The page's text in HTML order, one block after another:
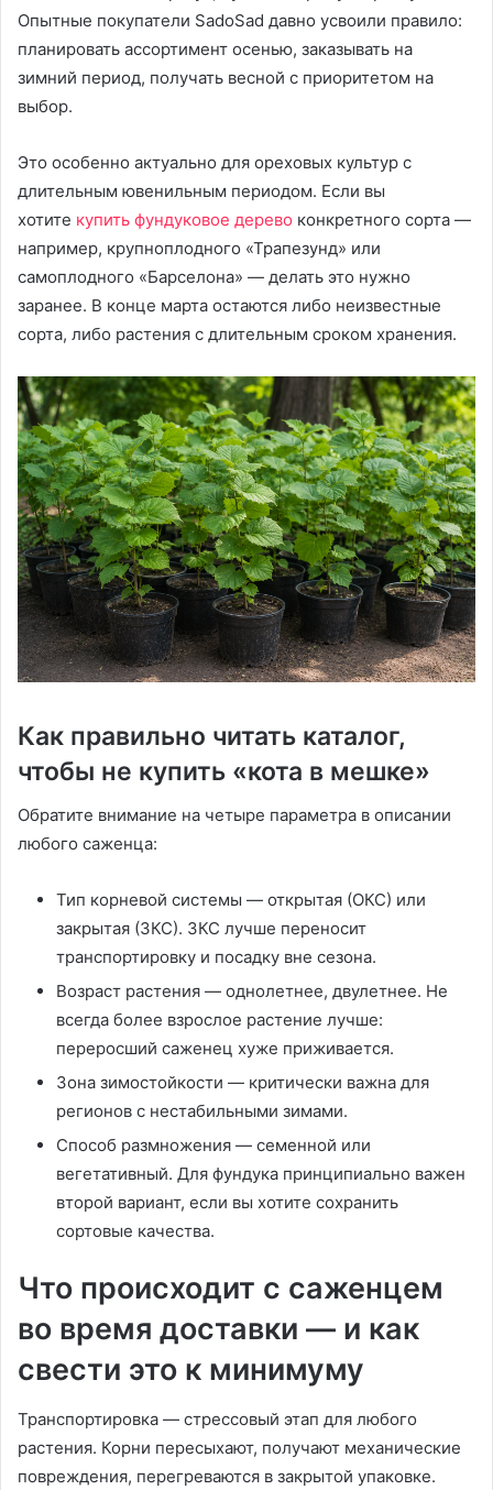
Опытные покупатели SadoSad давно усвоили правило:
планировать ассортимент осенью, заказывать на
зимний период, получать весной с приоритетом на
выбор.
Это особенно актуально для ореховых культур с
длительным ювенильным периодом. Если вы
хотите купить фундуковое дерево конкретного сорта —
например, крупноплодного «Трапезунд» или
самоплодного «Барселона» — делать это нужно
заранее. В конце марта остаются либо неизвестные
сорта, либо растения с длительным сроком хранения.
Как правильно читать каталог,
чтобы не купить «кота в мешке»
Обратите внимание на четыре параметра в описании
любого саженца:
Тип корневой системы — открытая (ОКС) или
закрытая (ЗКС). ЗКС лучше переносит
транспортировку и посадку вне сезона.
Возраст растения — однолетнее, двулетнее. Не
всегда более взрослое растение лучше:
переросший саженец хуже приживается.
Зона зимостойкости — критически важна для
регионов с нестабильными зимами.
Способ размножения — семенной или
вегетативный. Для фундука принципиально важен
второй вариант, если вы хотите сохранить
сортовые качества.
Что происходит с саженцем
во время доставки — и как
свести это к минимуму
Транспортировка — стрессовый этап для любого
растения. Корни пересыхают, получают механические
повреждения, перегреваются в закрытой упаковке.